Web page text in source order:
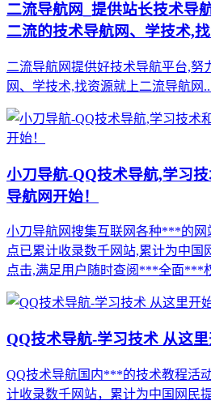
二流导航网_提供站长技术导
二流的技术导航网、学技术,
二流导航网提供好技术导航平台,努
网、学技术,找资源就上二流导航网
小刀导航-QQ技术导航,学习
导航网开始！
小刀导航网搜集互联网各种***的网
点已累计收录数千网站,累计为中国
点击,满足用户随时查阅***全面***
QQ技术导航-学习技术 从这
QQ技术导航国内***的技术教程活
计收录数千网站，累计为中国网民